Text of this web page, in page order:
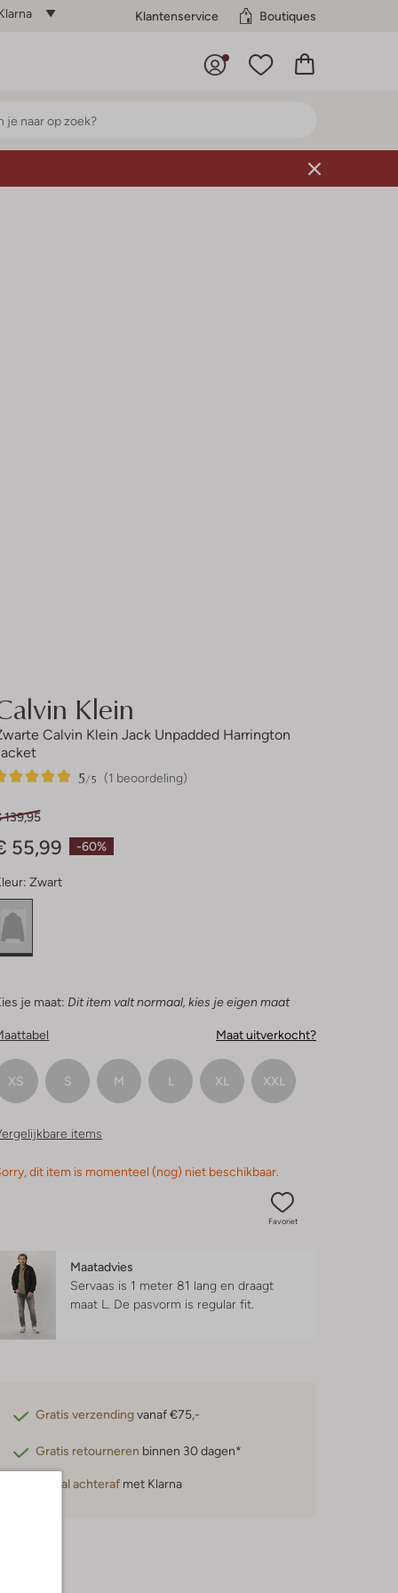
Klantenservice Boutiques
Klein
Calvin Klein Jack Unpadded Harrington
(1 beoordeling)
5/5
-60%
139,95
55,99
Zwart
je maat: Dit item valt normaal, kies je eigen maat
Maat uitverkocht?
XS S M L XL XXL
items
dit item is momenteel (nog) niet beschikbaar.
Favoriet
Maatadvies
Servaas is 1 meter 81 lang en draagt
maat L. De pasvorm is regular fit
Gratis verzendingvanaf €75,-
Gratis retourneren binnen 30 dagen*
Betaal achteraf met Klarna